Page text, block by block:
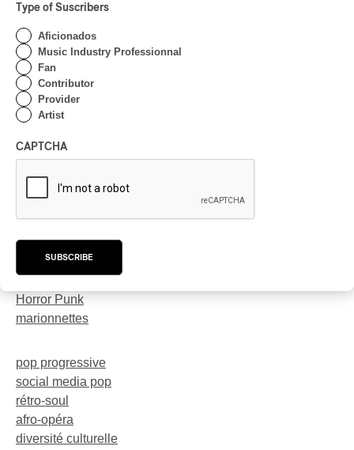
chaoui
latin house
glam
pop symphonique
musique traditionnelle
pow wow
Dungeon Synth
SLACKER
Creative Music
festival
trompette
dark-rave
Horror Punk
marionnettes
pop progressive
social media pop
rétro-soul
afro-opéra
diversité culturelle
Type of Suscribers
Aficionados
Music Industry Professionnal
Fan
Contributor
Provider
Artist
CAPTCHA
SUBSCRIBE